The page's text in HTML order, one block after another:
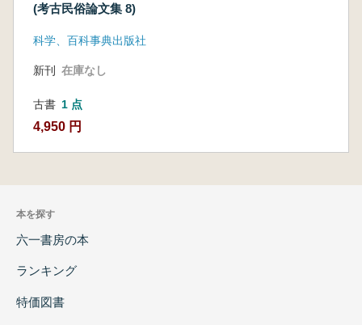
(考古民俗論文集 8)
科学、百科事典出版社
新刊 在庫なし
古書 1 点
4,950 円
本を探す
六一書房の本
ランキング
特価図書